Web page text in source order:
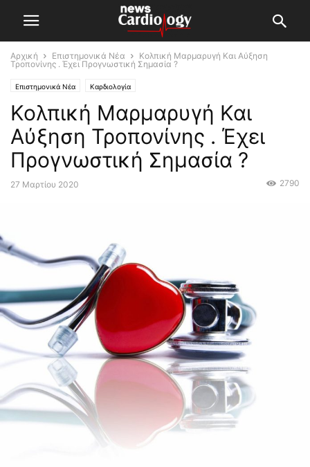
Αρχική Επιστημονικά Νέα
Κολπική Μαρμαρυγή Και Αύξηση
Τροπονίνης . Έχει Προγνωστική Σημασία ?
Επιστημονικά Νέα Καρδιολογία
Κολπική Μαρμαρυγή Και
Αύξηση Τροπονίνης . Έχει
Προγνωστική Σημασία ?
27 Μαρτίου 2020 2790